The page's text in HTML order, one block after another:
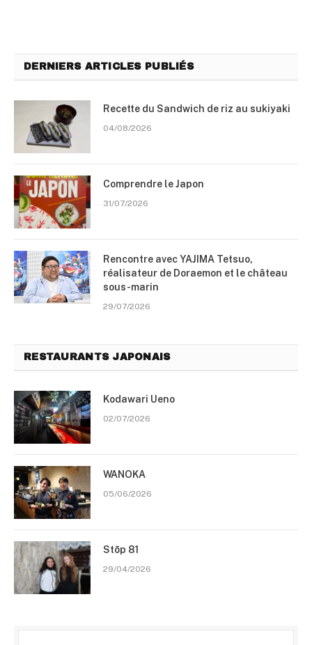
DERNIERS ARTICLES PUBLIÉS
Recette du Sandwich de riz au sukiyaki
04/08/2026
Comprendre le Japon
31/07/2026
Rencontre avec YAJIMA Tetsuo,
réalisateur de Doraemon et le château
sous-marin
29/07/2026
RESTAURANTS JAPONAIS
Kodawari Ueno
02/07/2026
WANOKA
05/06/2026
Stōp 81
29/04/2026